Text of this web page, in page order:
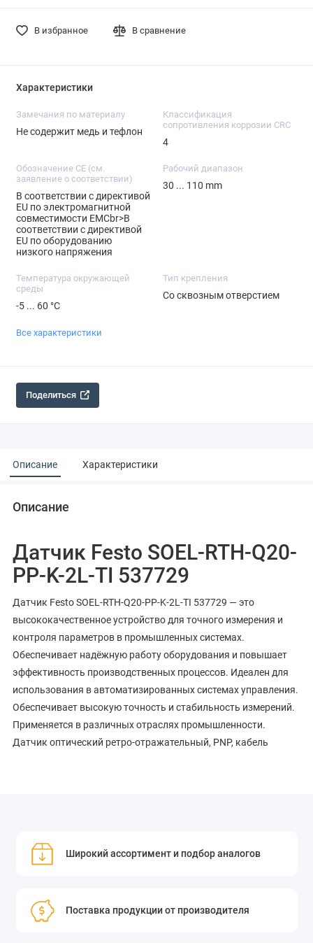
В избранное В сравнение
Характеристики
Замечания по материалу
Не содержит медь и тефлон
Классификация
сопротивления коррозии CRC
4
Обозначение CE (см.
заявление о соответствии)
В соответствии с директивой
EU по электромагнитной
совместимости EMCbr>В
соответствии с директивой
EU по оборудованию
низкого напряжения
Рабочий диапазон
30 ... 110 mm
Температура окружающей
среды
-5 ... 60 °C
Тип крепления
Со сквозным отверстием
Все характеристики
Поделиться
Описание Характеристики
Описание
Датчик Festo SOEL-RTH-Q20-
PP-K-2L-TI 537729
Датчик Festo SOEL-RTH-Q20-PP-K-2L-TI 537729 — это
высококачественное устройство для точного измерения и
контроля параметров в промышленных системах.
Обеспечивает надёжную работу оборудования и повышает
эффективность производственных процессов. Идеален для
использования в автоматизированных системах управления.
Обеспечивает высокую точность и стабильность измерений.
Применяется в различных отраслях промышленности.
Датчик оптический ретро-отражательный, PNP, кабель
Широкий ассортимент и подбор аналогов
Поставка продукции от производителя